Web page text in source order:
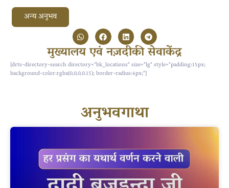
अन्य अनुभव
मुख्यालय एवं नज़दीकी सेवाकेंद्र
[drts-directory-search directory="bk_locations" size="lg" style="padding:15px;
background-color:rgba(0,0,0,0.15); border-radius:4px;"]
अनुभवगाथा